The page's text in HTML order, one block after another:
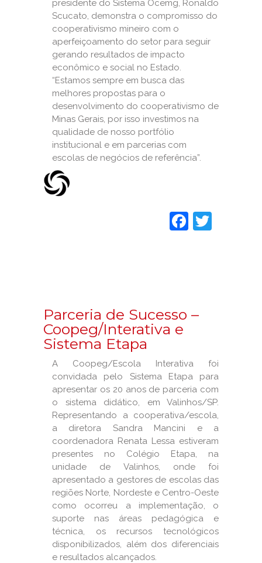
presidente do Sistema Ocemg, Ronaldo
Scucato, demonstra o compromisso do
cooperativismo mineiro com o
aperfeiçoamento do setor para seguir
gerando resultados de impacto
econômico e social no Estado.
“Estamos sempre em busca das
melhores propostas para o
desenvolvimento do cooperativismo de
Minas Gerais, por isso investimos na
qualidade de nosso portfólio
institucional e em parcerias com
escolas de negócios de referência”.
Parceria de Sucesso –
Coopeg/Interativa e
Sistema Etapa
A Coopeg/Escola Interativa foi
convidada pelo Sistema Etapa para
apresentar os 20 anos de parceria com
o sistema didático, em Valinhos/SP.
Representando a cooperativa/escola,
a diretora Sandra Mancini e a
coordenadora Renata Lessa estiveram
presentes no Colégio Etapa, na
unidade de Valinhos, onde foi
apresentado a gestores de escolas das
regiões Norte, Nordeste e Centro-Oeste
como ocorreu a implementação, o
suporte nas áreas pedagógica e
técnica, os recursos tecnológicos
disponibilizados, além dos diferenciais
e resultados alcançados.